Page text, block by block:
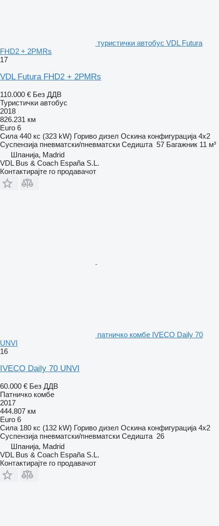
туристички автобус VDL Futura
FHD2 + 2PMRs
17
VDL Futura FHD2 + 2PMRs
110.000 € Без ДДВ
Туристички автобус
2018
826.231 км
Euro 6
Сила 440 кс (323 kW) Гориво дизел Оскина конфигурација 4x2
Суспензија пневматски/пневматски Седишта 57 Багажник 11 м³
Шпанија, Madrid
VDL Bus & Coach España S.L.
Контактирајте го продавачот
патничко комбе IVECO Daily 70
UNVI
16
IVECO Daily 70 UNVI
60.000 € Без ДДВ
Патничко комбе
2017
444.807 км
Euro 6
Сила 180 кс (132 kW) Гориво дизел Оскина конфигурација 4x2
Суспензија пневматски/пневматски Седишта 26
Шпанија, Madrid
VDL Bus & Coach España S.L.
Контактирајте го продавачот